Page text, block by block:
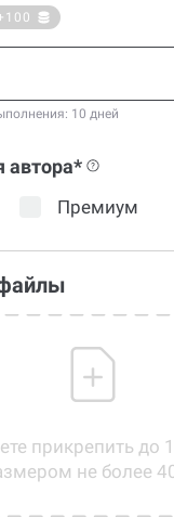
10 дней
автора*
Премиум
прикрепить до
не более